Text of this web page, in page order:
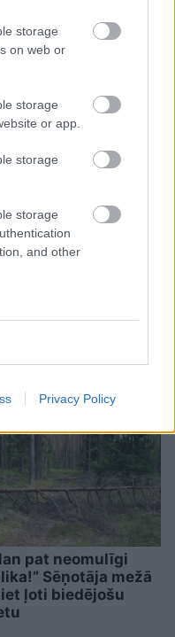
storage
on web or
storage
or app.
storage
storage
and other
Privacy Policy
pat neomulīgi
Sēņotāja mežā
ļoti biedējošu